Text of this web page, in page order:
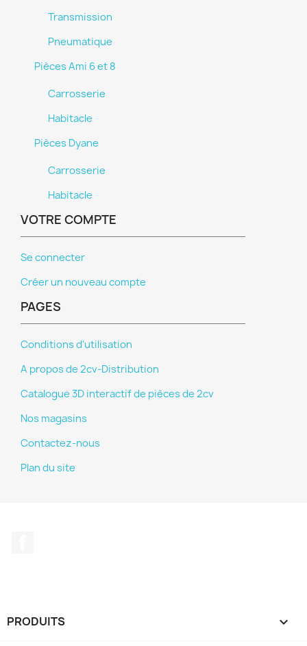
Transmission
Pneumatique
Pièces Ami 6 et 8
Carrosserie
Habitacle
Pièces Dyane
Carrosserie
Habitacle
VOTRE COMPTE
Se connecter
Créer un nouveau compte
PAGES
Conditions d'utilisation
A propos de 2cv-Distribution
Catalogue 3D interactif de pièces de 2cv
Nos magasins
Contactez-nous
Plan du site
PRODUITS 